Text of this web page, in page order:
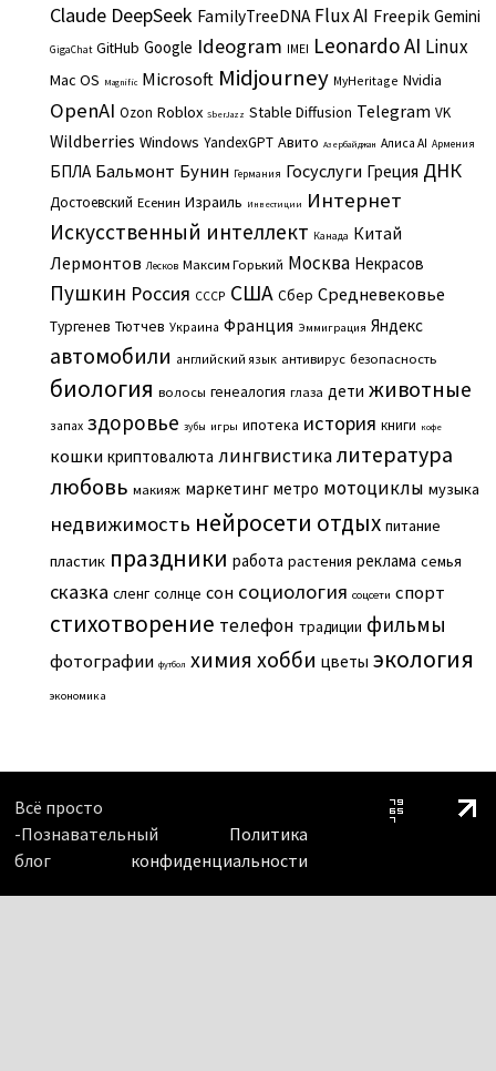
Claude DeepSeek FamilyTreeDNA Flux AI Freepik Gemini
GigaChat GitHub Google Ideogram IMEI Leonardo AI Linux
Mac OS Magnific Microsoft Midjourney MyHeritage Nvidia
OpenAI Ozon Roblox SberJazz Stable Diffusion Telegram VK
Wildberries Windows YandexGPT Авито Азербайджан Алиса AI Армения
БПЛА Бальмонт Бунин Германия Госуслуги Греция ДНК
Достоевский Есенин Израиль Инвестиции Интернет
Искусственный интеллект Канада Китай
Лермонтов Лесков Максим Горький Москва Некрасов
Пушкин Россия СССР США Сбер Средневековье
Тургенев Тютчев Украина Франция Эммиграция Яндекс
автомобили английский язык антивирус безопасность
биология волосы генеалогия глаза дети животные
запах здоровье зубы игры ипотека история книги кофе
кошки криптовалюта лингвистикалитература
любовь макияж маркетинг метро мотоциклы музыка
недвижимость нейросети отдых питание
пластик праздники работа растения реклама семья
сказка сленг солнце сон социология соцсети спорт
стихотворение телефон традиции фильмы
фотографии футбол химия хобби цветы экология
экономика
Всё просто
-Познавательный
блог
Политика
конфиденциальности